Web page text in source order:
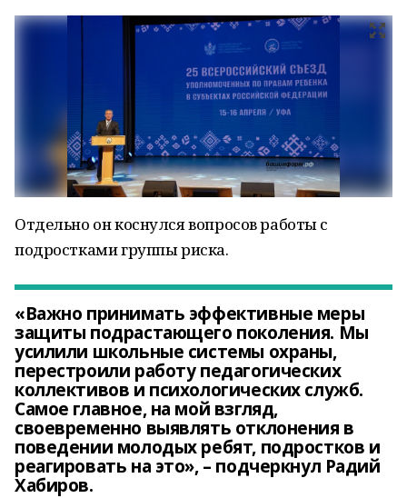
Отдельно он коснулся вопросов работы с
подростками группы риска.
«Важно принимать эффективные меры
защиты подрастающего поколения. Мы
усилили школьные системы охраны,
перестроили работу педагогических
коллективов и психологических служб.
Самое главное, на мой взгляд,
своевременно выявлять отклонения в
поведении молодых ребят, подростков и
реагировать на это», – подчеркнул Радий
Хабиров.